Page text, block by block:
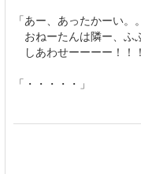
「あー、あったかーい。。
おねーたんは隣ー、ふ
しあわせーーーー！！
「・・・・・」